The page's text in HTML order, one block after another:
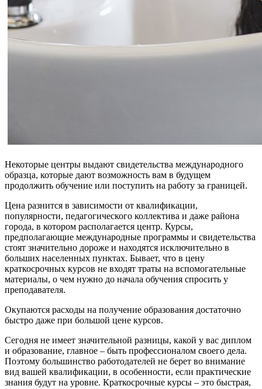
Некоторые центры выдают свидетельства международного
образца, которые дают возможность вам в будущем
продолжить обучение или поступить на работу за границей.
Цена разнится в зависимости от квалификации,
популярности, педагогического коллектива и даже района
города, в котором располагается центр. Курсы,
предполагающие международные программы и свидетельства
стоят значительно дороже и находятся исключительно в
больших населенных пунктах. Бывает, что в цену
краткосрочных курсов не входят траты на вспомогательные
материалы, о чем нужно до начала обучения спросить у
преподавателя.
Окупаются расходы на получение образования достаточно
быстро даже при большой цене курсов.
Сегодня не имеет значительной разницы, какой у вас диплом
и образование, главное – быть профессионалом своего дела.
Поэтому большинство работодателей не берет во внимание
вид вашей квалификации, в особенности, если практические
знания будут на уровне. Краткосрочные курсы – это быстрая,